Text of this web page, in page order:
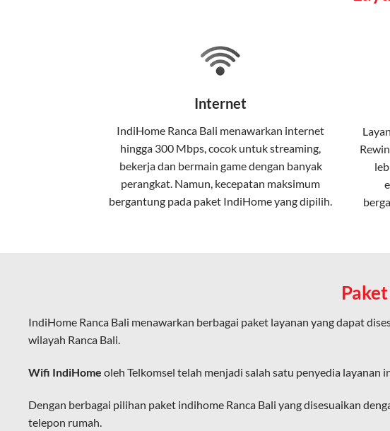
Teknologi di Balik WiFi IndiHome
pelanggan. Teknologi ini memiliki beberapa
Kecepatan Tinggi
Serat optik mampu mentransmisikan data dalam
Koneksi Stabil
melalui perangkat router WiFi.
Internet
IndiHome Ranca Bali menawarkan internet
hingga 300 Mbps, cocok untuk streaming,
bekerja dan bermain game dengan banyak
perangkat. Namun, kecepatan maksimum
bergantung pada paket IndiHome yang dipilih.
IndiHome Ranca Bali menawarkan berbagai paket layanan yang dapat
wilayah Ranca Bali.
Wifi IndiHome oleh Telkomsel telah menjadi salah satu penyedia
Dengan berbagai pilihan paket indihome Ranca Bali yang disesuaikan
telepon rumah.